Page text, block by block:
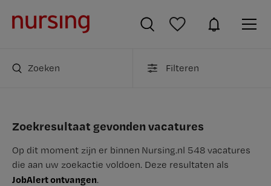
Zoeken Filteren
Zoekresultaat gevonden vacatures
Op dit moment zijn er binnen Nursing.nl 548 vacatures
die aan uw zoekactie voldoen. Deze resultaten als
JobAlert ontvangen.